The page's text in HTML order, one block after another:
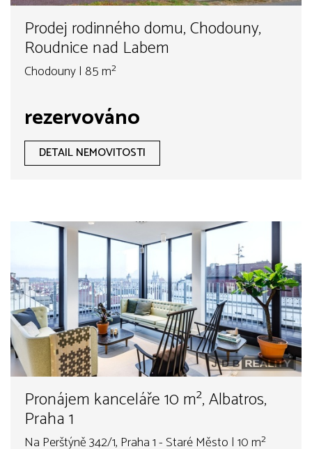
Prodej rodinného domu, Chodouny,
Roudnice nad Labem
Chodouny | 85 m²
rezervováno
DETAIL NEMOVITOSTI
Pronájem kanceláře 10 m², Albatros,
Praha 1
Na Perštýně 342/1, Praha 1 - Staré Město | 10 m²